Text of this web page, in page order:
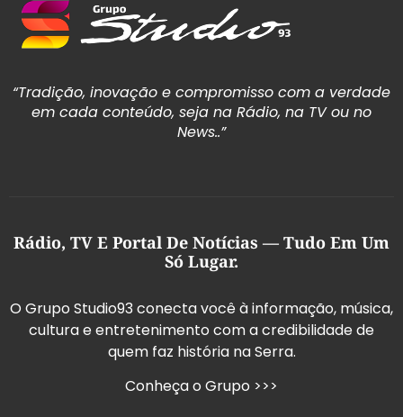
“Tradição, inovação e compromisso com a verdade
em cada conteúdo, seja na Rádio, na TV ou no
News..”
Rádio, TV E Portal De Notícias — Tudo Em Um
Só Lugar.
O Grupo Studio93 conecta você à informação, música,
cultura e entretenimento com a credibilidade de
quem faz história na Serra.
Conheça o Grupo >>>